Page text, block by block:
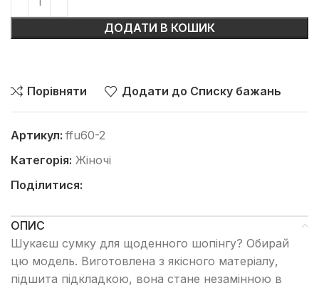
ДОДАТИ В КОШИК
Порівняти Додати до Списку бажань
Артикул: ffu60-2
Категорія: Жіночі
Поділитися:
ОПИС
Шукаєш сумку для щоденного шопінгу? Обирай
цю модель. Виготовлена з якісного матеріалу,
підшита підкладкою, вона стане незамінною в